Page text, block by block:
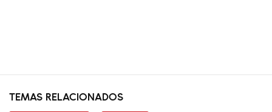
TEMAS RELACIONADOS